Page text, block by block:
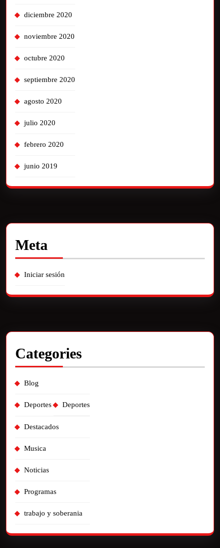
diciembre 2020
noviembre 2020
octubre 2020
septiembre 2020
agosto 2020
julio 2020
febrero 2020
junio 2019
Meta
Iniciar sesión
Categories
Blog
Deportes Deportes
Destacados
Musica
Noticias
Programas
trabajo y soberania